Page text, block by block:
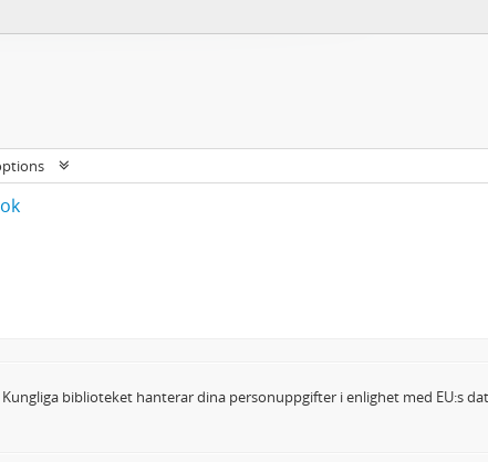
Kungliga biblioteket hanterar dina personuppgifter i enlighet med EU:s